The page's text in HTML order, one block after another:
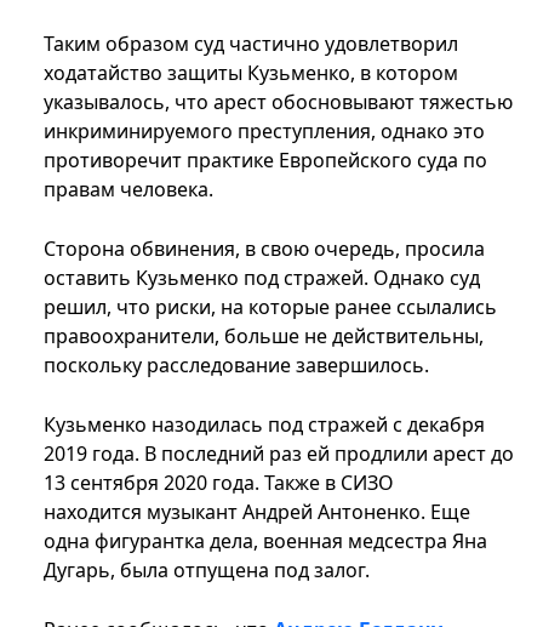
Таким образом суд частично удовлетворил
ходатайство защиты Кузьменко, в котором
указывалось, что арест обосновывают тяжестью
инкриминируемого преступления, однако это
противоречит практике Европейского суда по
правам человека.
Сторона обвинения, в свою очередь, просила
оставить Кузьменко под стражей. Однако суд
решил, что риски, на которые ранее ссылались
правоохранители, больше не действительны,
поскольку расследование завершилось.
Кузьменко назодилась под стражей с декабря
2019 года. В последний раз ей продлили арест до
13 сентября 2020 года. Также в СИЗО
находится музыкант Андрей Антоненко. Еще
одна фигурантка дела, военная медсестра Яна
Дугарь, была отпущена под залог.